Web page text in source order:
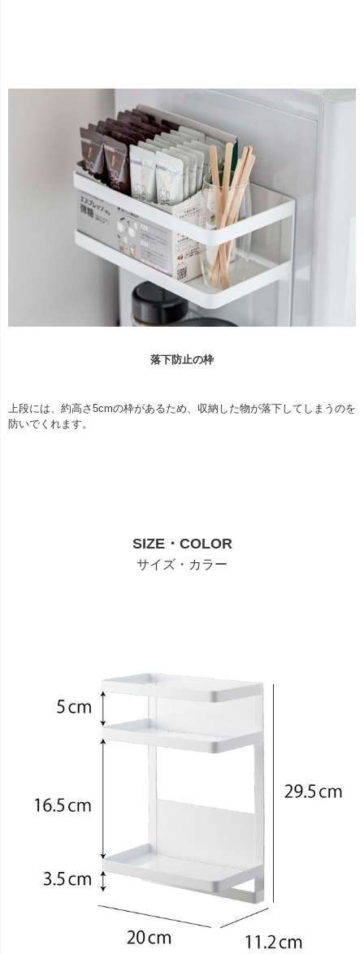
落下防止の枠
上段には、約高さ5cmの枠があるため、収納した物が落下してしまうのを
防いでくれます。
SIZE・COLOR
サイズ・カラー